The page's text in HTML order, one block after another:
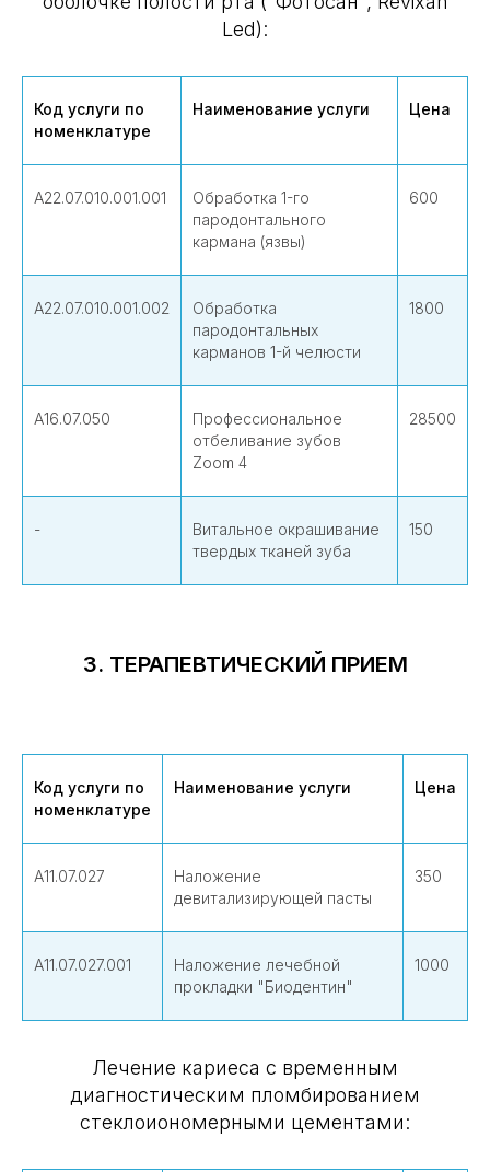
Led):
Код услуги по
номенклатуре
Наименование услуги Цена
А22.07.010.001.001
Обработка 1-го
пародонтального
кармана (язвы)
600
А22.07.010.001.002
Обработка
пародонтальных
карманов 1-й челюсти
1800
А16.07.050
Профессиональное
отбеливание зубов
Zoom 4
28500
-
Витальное окрашивание
твердых тканей зуба
150
3. ТЕРАПЕВТИЧЕСКИЙ ПРИЕМ
Код услуги по
номенклатуре
Наименование услуги Цена
А11.07.027
Наложение
девитализирующей пасты
350
А11.07.027.001
Наложение лечебной
прокладки "Биодентин"
1000
Лечение кариеса с временным
диагностическим пломбированием
стеклоиономерными цементами: